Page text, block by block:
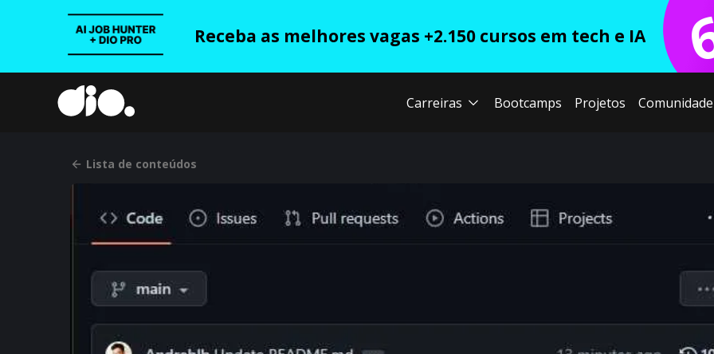
Receba as melhores vagas +2.150 cursos em tech e IA
Carreiras Bootcamps Projetos Comunidade
Lista de conteúdos